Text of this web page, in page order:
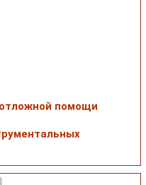
помощи